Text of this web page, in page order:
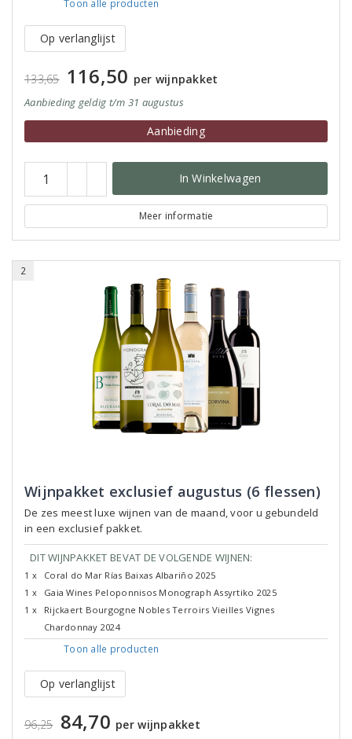
Toon alle producten
Op verlanglijst
133,65 116,50 per wijnpakket
Aanbieding geldig t/m 31 augustus
Aanbieding
In Winkelwagen
Meer informatie
2
Wijnpakket exclusief augustus (6 flessen)
De zes meest luxe wijnen van de maand, voor u gebundeld
in een exclusief pakket.
DIT WIJNPAKKET BEVAT DE VOLGENDE WIJNEN:
1 x
Coral do Mar Rías Baixas Albariño 2025
1 x
Gaia Wines Peloponnisos Monograph Assyrtiko 2025
1 x
Rijckaert Bourgogne Nobles Terroirs Vieilles Vignes
Chardonnay 2024
Toon alle producten
Op verlanglijst
96,25 84,70 per wijnpakket